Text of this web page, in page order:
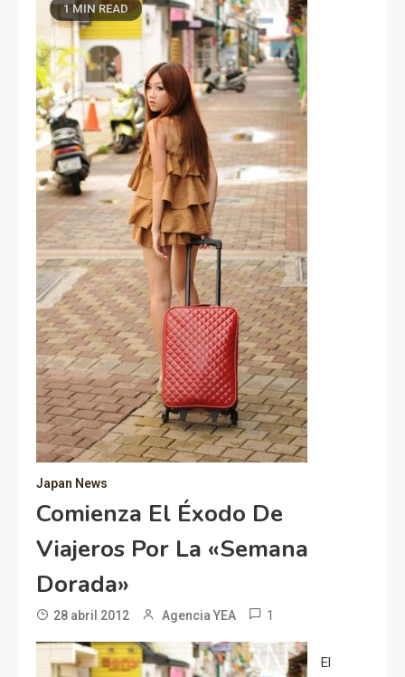
1 MIN READ
Japan News
Comienza El Éxodo De
Viajeros Por La «Semana
Dorada»
28 abril 2012 Agencia YEA 1
El